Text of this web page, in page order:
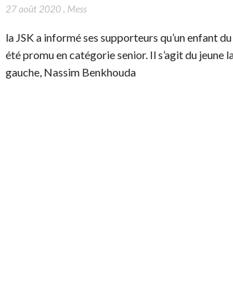
27 août 2020, Mess
la JSK a informé ses supporteurs qu’un enfant
été promu en catégorie senior. Il s’agit du jeune
gauche, Nassim Benkhouda